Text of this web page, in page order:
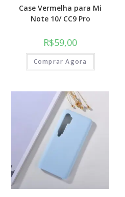
Case Vermelha para Mi
Note 10/ CC9 Pro
R$59,00
Comprar Agora